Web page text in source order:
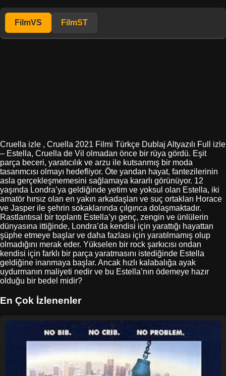
FilmVS FilmST
Cruella izle , Cruella 2021 Filmi Türkçe Dublaj Altyazılı Full izle
– Estella, Cruella de Vil olmadan önce bir rüya gördü. Eşit
parça beceri, yaratıcılık ve arzu ile kutsanmış bir moda
tasarımcısı olmayı hedefliyor. Öte yandan hayat, fantezilerinin
asla gerçekleşmemesini sağlamaya kararlı görünüyor. 12
yaşında Londra’ya geldiğinde yetim ve yoksul olan Estella, iki
amatör hırsız olan en yakın arkadaşları ve suç ortakları Horace
ve Jasper ile şehrin sokaklarında çılgınca dolaşmaktadır.
Rastlantısal bir toplantı Estella’yı genç, zengin ve ünlülerin
dünyasına ittiğinde, Londra’da kendisi için yarattığı hayattan
şüphe etmeye başlar ve daha fazlası için yaratılmamış olup
olmadığını merak eder. Yükselen bir rock şarkıcısı ondan
kendisi için farklı bir parça yaratmasını istediğinde Estella
geldiğine inanmaya başlar. Ancak hızlı kalabalığa ayak
uydurmanın maliyeti nedir ve bu Estella’nın ödemeye hazır
olduğu bir bedel midir?
En Çok İzlenenler